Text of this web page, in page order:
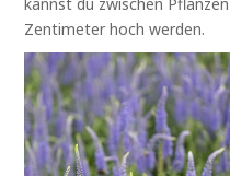
kannst du zwischen
Zentimeter hoch werden.